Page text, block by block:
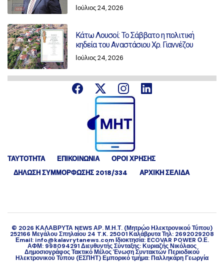
Ιούλιος 24, 2026
Κάτω Λουσοί: Το Σάββατο η πολιτική
κηδεία του Αναστάσιου Χρ. Γιαννέζου
Ιούλιος 24, 2026
ΤΑΥΤΟΤΗΤΑ ΕΠΙΚΟΙΝΩΝΙΑ
ΟΡΟΙ ΧΡΗΣΗΣ
ΔΉΛΩΣΗ ΣΥΜΜΌΡΦΩΣΗΣ 2018/334
ΑΡΧΙΚΗ ΣΕΛΙΔΑ
© 2026 ΚΑΛΑΒΡΥΤΑ NEWS ΑΡ. Μ.Η.Τ. (Μητρώο Ηλεκτρονικού Τύπου)
252166 Μεγάλου Σπηλαίου 24 T.K. 25001 Καλάβρυτα Τηλ: 2692029208
Εmail: info@kalavrytanews.com Ιδιοκτησία: ECOVAR POWER Ο.Ε.
ΑΦΜ: 998094291 Διευθυντής Σύνταξης: Κυριαζής Νικόλαος
Δημοσιογράφος Τακτικό Μέλος Ένωση Συντακτών Περιοδικού
Ηλεκτρονικού Τύπου (ΕΣΠΗΤ) Εμπορικό τμήμα: Παλληκάρη Γεωργία